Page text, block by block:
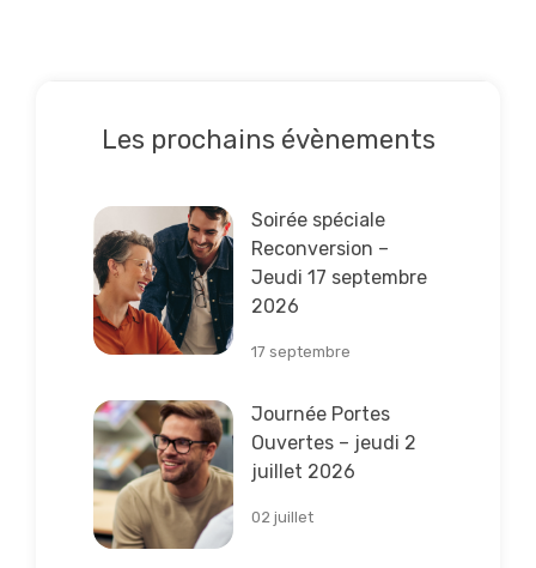
Les prochains évènements
Soirée spéciale
Reconversion –
Jeudi 17 septembre
2026
17 septembre
Lire la suite
Journée Portes
Ouvertes – jeudi 2
juillet 2026
02 juillet
Lire la suite